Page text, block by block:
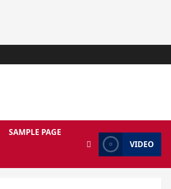
SAMPLE PAGE
VIDEO